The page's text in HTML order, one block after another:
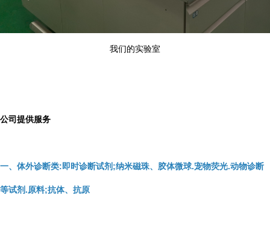
我们的实验室
公司提供服务
一、体外诊断类:即时诊断试剂;纳米磁珠、胶体微球.宠物荧光.动物诊断
等试剂.原料;抗体、抗原